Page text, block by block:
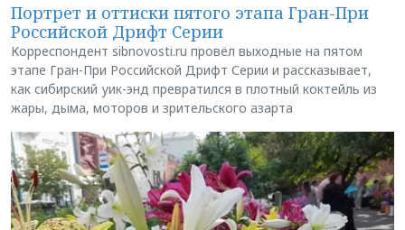
Портрет и оттиски пятого этапа Гран-При
Российской Дрифт Серии
Корреспондент sibnovosti.ru провёл выходные на пятом
этапе Гран-При Российской Дрифт Серии и рассказывает,
как сибирский уик-энд превратился в плотный коктейль из
жары, дыма, моторов и зрительского азарта